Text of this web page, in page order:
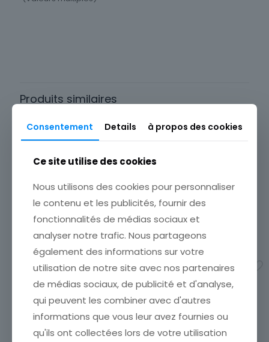
Produits similaires
CARTE POSTALE
DRAGUIGNAN INTERIEUR
ARMURE DE FRANCOIS 1°
CARTE POSTALE
DRAGUIGNAN INTERIEUR DU
MUSEE SALLE PEINTURE
ARMURE DE FRANCOIS 1°
5,00€
Ajouter au panier
CARTE POSTALE CANNES
VUES GENERALE PRISE DU
MONT CHEVALIER
2,90€
Ajouter au panier
Consentement Details à propos des cookies
Ce site utilise des cookies
Nous utilisons des cookies pour personnaliser
le contenu et les publicités, fournir des
fonctionnalités de médias sociaux et
analyser notre trafic. Nous partageons
également des informations sur votre
utilisation de notre site avec nos partenaires
de médias sociaux, de publicité et d'analyse,
qui peuvent les combiner avec d'autres
informations que vous leur avez fournies ou
qu'ils ont collectées lors de votre utilisation